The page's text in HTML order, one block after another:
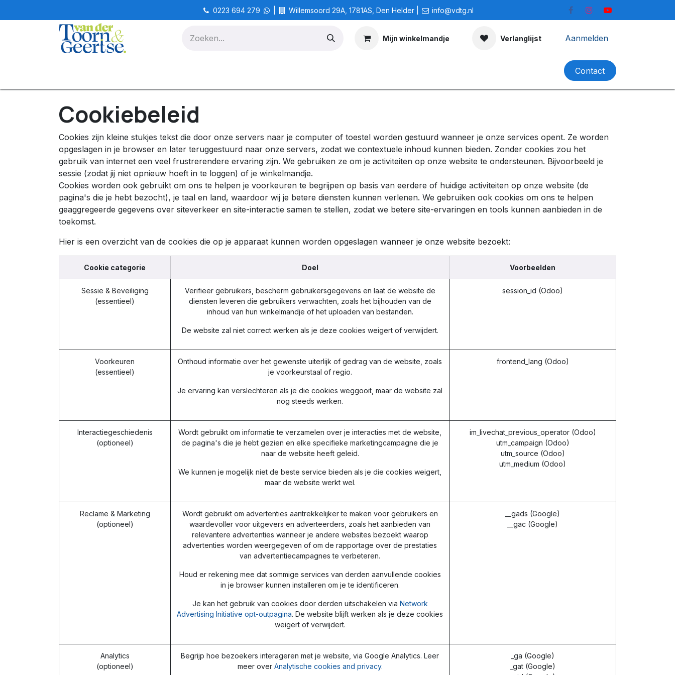
0223 694 279 Willemsoord 29A, 1781AS, Den Helder | info@vdtg.nl
Mijn winkelmandje Verlanglijst Aanmelden
Contact
Cookiebeleid
Cookies zijn kleine stukjes tekst die door onze servers naar je computer of toestel worden gestuurd wanneer je onze services opent. Ze worden
opgeslagen in je browser en later teruggestuurd naar onze servers, zodat we contextuele inhoud kunnen bieden. Zonder cookies zou het
gebruik van internet een veel frustrerendere ervaring zijn. We gebruiken ze om je activiteiten op onze website te ondersteunen. Bijvoorbeeld je
sessie (zodat jij niet opnieuw hoeft in te loggen) of je winkelmandje.
Cookies worden ook gebruikt om ons te helpen je voorkeuren te begrijpen op basis van eerdere of huidige activiteiten op onze website (de
pagina's die je hebt bezocht), je taal en land, waardoor wij je betere diensten kunnen verlenen. We gebruiken ook cookies om ons te helpen
geaggregeerde gegevens over siteverkeer en site-interactie samen te stellen, zodat we betere site-ervaringen en tools kunnen aanbieden in de
toekomst.
Hier is een overzicht van de cookies die op je apparaat kunnen worden opgeslagen wanneer je onze website bezoekt:
Cookie categorie Doel Voorbeelden
Sessie & Beveiliging
(essentieel)
Verifieer gebruikers, bescherm gebruikersgegevens en laat de website de
diensten leveren die gebruikers verwachten, zoals het bijhouden van de
inhoud van hun winkelmandje of het uploaden van bestanden.
De website zal niet correct werken als je deze cookies weigert of verwijdert.
session_id (Odoo)
Voorkeuren
(essentieel)
Onthoud informatie over het gewenste uiterlijk of gedrag van de website, zoals
je voorkeurstaal of regio.
Je ervaring kan verslechteren als je die cookies weggooit, maar de website zal
nog steeds werken.
frontend_lang (Odoo)
Interactiegeschiedenis
(optioneel)
Wordt gebruikt om informatie te verzamelen over je interacties met de website,
de pagina's die je hebt gezien en elke specifieke marketingcampagne die je
naar de website heeft geleid.
We kunnen je mogelijk niet de beste service bieden als je die cookies weigert,
maar de website werkt wel.
im_livechat_previous_operator (Odoo)
utm_campaign (Odoo)
utm_source (Odoo)
utm_medium (Odoo)
Reclame & Marketing
(optioneel)
Wordt gebruikt om advertenties aantrekkelijker te maken voor gebruikers en
waardevoller voor uitgevers en adverteerders, zoals het aanbieden van
relevantere advertenties wanneer je andere websites bezoekt waarop
advertenties worden weergegeven of om de rapportage over de prestaties
van advertentiecampagnes te verbeteren.
Houd er rekening mee dat sommige services van derden aanvullende cookies
in je browser kunnen installeren om je te identificeren.
Je kan het gebruik van cookies door derden uitschakelen via Network
Advertising Initiative opt-outpagina. De website blijft werken als je deze cookies
weigert of verwijdert.
__gads (Google)
__gac (Google)
Analytics
(optioneel)
Begrijp hoe bezoekers interageren met je website, via Google Analytics. Leer
meer over Analytische cookies and privacy.
_ga (Google)
_gat (Google)